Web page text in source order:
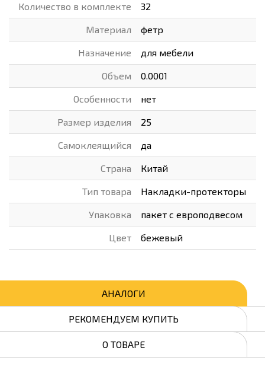
Количество в комплекте 32
Материал фетр
Назначение для мебели
Объем 0.0001
Особенности нет
Размер изделия 25
Самоклеящийся да
Страна Китай
Тип товара Накладки-протекторы
Упаковка пакет с европодвесом
Цвет бежевый
АНАЛОГИ
РЕКОМЕНДУЕМ КУПИТЬ
О ТОВАРЕ